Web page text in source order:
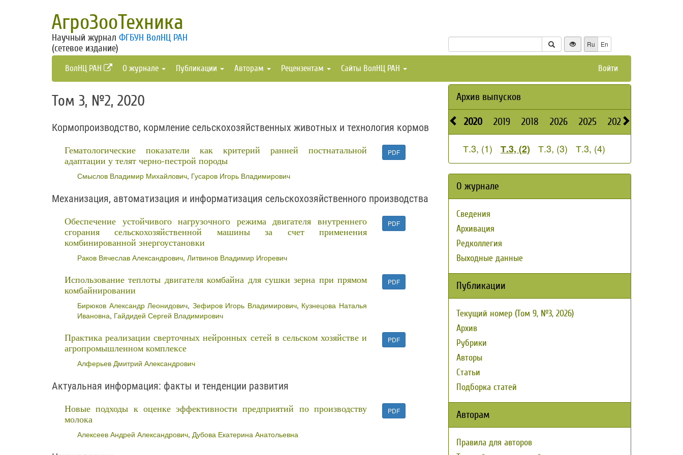
АгроЗооТехника
Научный журнал ФГБУН ВолНЦ РАН
(сетевое издание)
Ru En
ВолНЦ РАН О журнале Публикации Авторам Рецензентам Сайты ВолНЦ РАН Войти
Том 3, №2, 2020
Кормопроизводство, кормление сельскохозяйственных животных и технология кормов
Гематологические показатели как критерий ранней постнатальной
адаптации у телят черно-пестрой породы
Смыслов Владимир Михайлович, Гусаров Игорь Владимирович
PDF
Механизация, автоматизация и информатизация сельскохозяйственного производства
Обеспечение устойчивого нагрузочного режима двигателя внутреннего
сгорания сельскохозяйственной машины за счет применения
комбинированной энергоустановки
Раков Вячеслав Александрович, Литвинов Владимир Игоревич
PDF
Использование теплоты двигателя комбайна для сушки зерна при прямом
комбайнировании
Бирюков Александр Леонидович, Зефиров Игорь Владимирович, Кузнецова Наталья
Ивановна, Гайдидей Сергей Владимирович
PDF
Практика реализации сверточных нейронных сетей в сельском хозяйстве и
агропромышленном комплексе
Алферьев Дмитрий Александрович
PDF
Актуальная информация: факты и тенденции развития
Новые подходы к оценке эффективности предприятий по производству
молока
Алексеев Андрей Александрович, Дубова Екатерина Анатольевна
PDF
Архив выпусков
2020 2019 2018 2026 2025 2024
Т.3, (1) Т.3, (2) Т.3, (3) Т.3, (4)
О журнале
Сведения
Архивация
Редколлегия
Выходные данные
Публикации
Текущий номер (Том 9, №3, 2026)
Архив
Рубрики
Авторы
Статьи
Подборка статей
Авторам
Правила для авторов